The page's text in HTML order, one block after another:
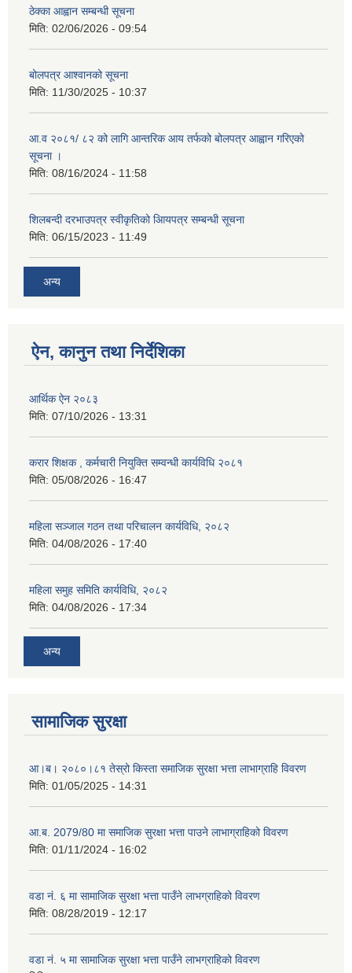
ठेक्का आह्वान सम्बन्धी सूचना
मिति: 02/06/2026 - 09:54
बोलपत्र आश्वानको सूचना
मिति: 11/30/2025 - 10:37
आ.व २०८१/ ८२ को लागि आन्तरिक आय तर्फको बोलपत्र आह्वान गरिएको
सूचना ।
मिति: 08/16/2024 - 11:58
शिलबन्दी दरभाउपत्र स्वीकृतिको आियपत्र सम्बन्धी सूचना
मिति: 06/15/2023 - 11:49
अन्य
ऐन, कानुन तथा निर्देशिका
आर्थिक ऐन २०८३
मिति: 07/10/2026 - 13:31
करार शिक्षक , कर्मचारी नियुक्ति सम्वन्धी कार्यविधि २०८१
मिति: 05/08/2026 - 16:47
महिला सञ्जाल गठन तथा परिचालन कार्यविधि, २०८२
मिति: 04/08/2026 - 17:40
महिला समुह समिति कार्यविधि, २०८२
मिति: 04/08/2026 - 17:34
अन्य
सामाजिक सुरक्षा
आ।ब। २०८०।८१ तेस्रो किस्ता समाजिक सुरक्षा भत्ता लाभाग्राहि विवरण
मिति: 01/05/2025 - 14:31
आ.ब. 2079/80 मा समाजिक सुरक्षा भत्ता पाउने लाभाग्राहिको विवरण
मिति: 01/11/2024 - 16:02
वडा नं. ६ मा सामाजिक सुरक्षा भत्ता पाउँने लाभग्राहिको विवरण
मिति: 08/28/2019 - 12:17
वडा नं. ५ मा सामाजिक सुरक्षा भत्ता पाउँने लाभग्राहिको विवरण